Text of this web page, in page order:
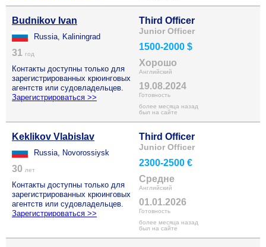
Budnikov Ivan
Russia, Kaliningrad
31 год
Контакты доступны только для
зарегистрированных крюинговых
агентств или судовладельцев.
Зарегистрироваться >>
Third Officer
Junior Officer
1500-2000 $
Хорошо
Английский
19.08.2024
Готовность
более месяца назад
был на сайте
Keklikov Vlabislav
Russia, Novorossiysk
30 лет
Контакты доступны только для
зарегистрированных крюинговых
агентств или судовладельцев.
Зарегистрироваться >>
Third Officer
Junior Officer
2300-2500 €
Средне
Английский
01.01.2026
Готовность
более месяца назад
был на сайте